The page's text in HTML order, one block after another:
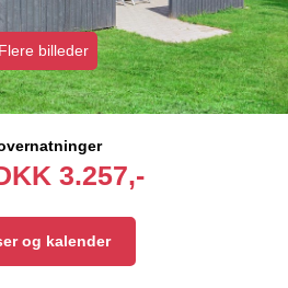
Flere billeder
3.257,-
og kalender